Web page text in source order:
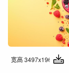
宽高 3497x1960